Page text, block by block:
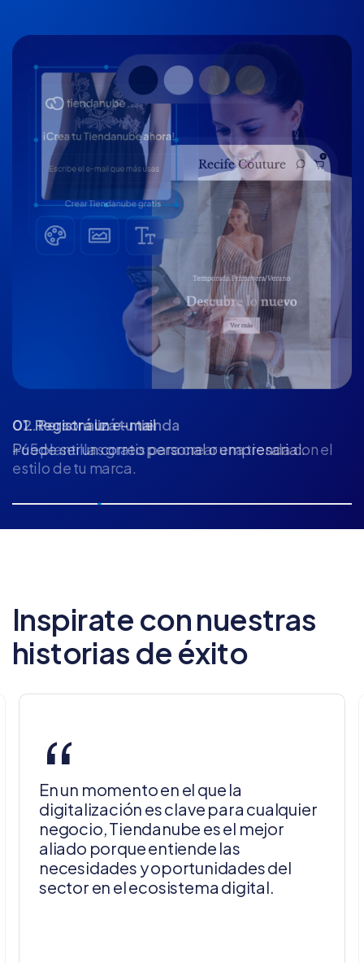
02. Personalizá tu tienda
+65 plantillas gratis para crear una tienda con el
estilo de tu marca.
Inspirate con nuestras
historias de éxito
“
En un momento en el que la
digitalización es clave para cualquier
negocio, Tiendanube es el mejor
aliado porque entiende las
necesidades y oportunidades del
sector en el ecosistema digital.